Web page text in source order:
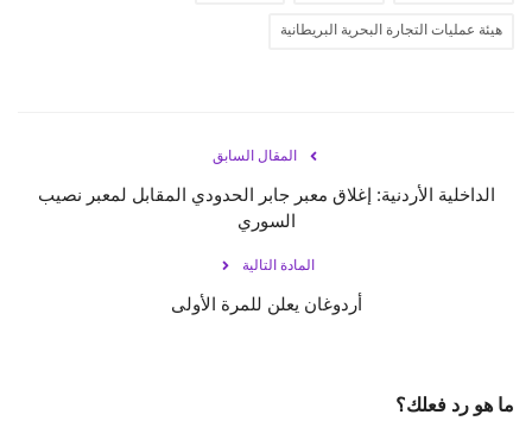
هيئة عمليات التجارة البحرية البريطانية
المقال السابق
الداخلية الأردنية: إغلاق معبر جابر الحدودي المقابل لمعبر نصيب
السوري
المادة التالية
أردوغان يعلن للمرة الأولى
ما هو رد فعلك؟